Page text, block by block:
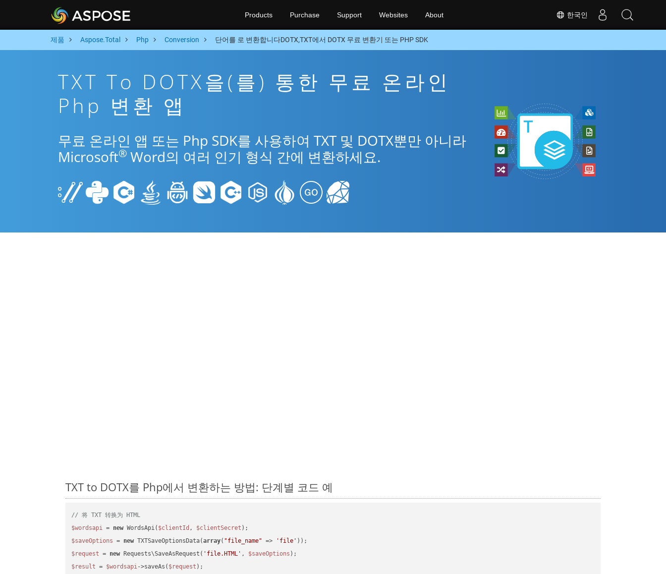
한국인
Products Purchase Support Websites About
제품 Aspose.Total Php Conversion 단어를 로 변환합니다DOTX,TXT에서 DOTX 무료 변환기 또는 PHP SDK
TXT To DOTX을(를) 통한 무료 온라인
Php 변환 앱
무료 온라인 앱 또는 Php SDK를 사용하여 TXT 및 DOTX뿐만 아니라
Microsoft® Word의 여러 인기 형식 간에 변환하세요.
TXT to DOTX를 Php에서 변환하는 방법: 단계별 코드 예
// 将 TXT 转换为 HTML
$wordsapi = new WordsApi( $clientId , $clientSecret
$saveOptions = new TXTSaveOptionsData(array( "file_name" => 'file'
$request = new Requests\SaveAsRequest( 'file.HTML' , $saveOptions
$result = $wordsapi->saveAs( $request );